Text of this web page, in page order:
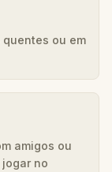
quentes ou em
amigos ou
no